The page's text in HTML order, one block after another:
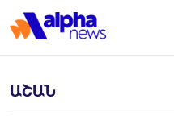
ԱՇԱՆ